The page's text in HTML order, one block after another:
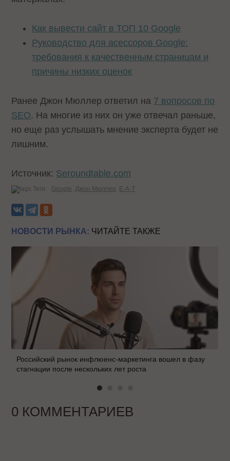
Как вывести сайт в ТОП 10 Google
Руководство для асессоров Google:
требования к качественным страницам и
причины низких оценок
Ранее Джон Мюллер ответил на 7 вопросов по
SEO. На многие из них он уже отвечал раньше,
но еще раз услышать мнение эксперта будет не
лишним.
Источник: Seroundtable.com
Теги: Google Джон Мюллер E-A-T
НОВОСТИ РЫНКА: ЧИТАЙТЕ ТАКЖЕ
Российский рынок инфлюенс-маркетинга вошел в фазу
стагнации после нескольких лет роста
0 КОММЕНТАРИЕВ